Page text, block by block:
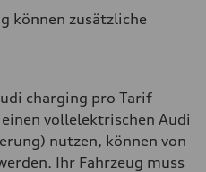
können zusätzliche
charging pro Tarif
vollelektrischen Audi
nutzen, können von
Ihr Fahrzeug muss